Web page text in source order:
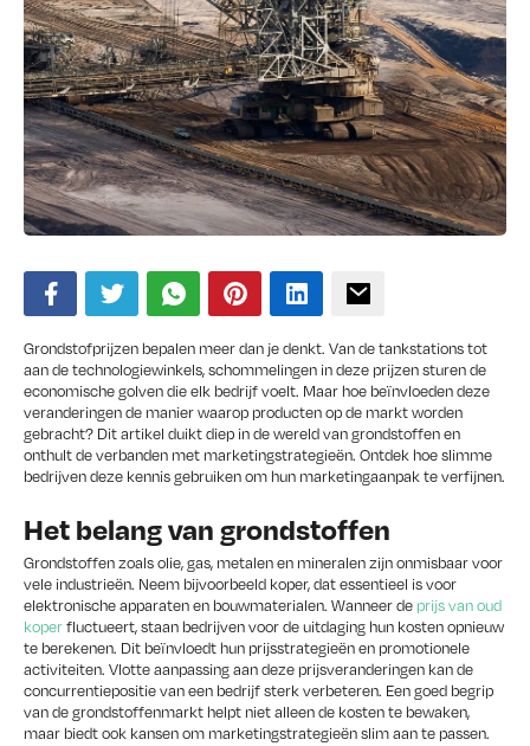
Grondstofprijzen bepalen meer dan je denkt. Van de tankstations tot
aan de technologiewinkels, schommelingen in deze prijzen sturen de
economische golven die elk bedrijf voelt. Maar hoe beïnvloeden deze
veranderingen de manier waarop producten op de markt worden
gebracht? Dit artikel duikt diep in de wereld van grondstoffen en
onthult de verbanden met marketingstrategieën. Ontdek hoe slimme
bedrijven deze kennis gebruiken om hun marketingaanpak te verfijnen.
Het belang van grondstoffen
Grondstoffen zoals olie, gas, metalen en mineralen zijn onmisbaar voor
vele industrieën. Neem bijvoorbeeld koper, dat essentieel is voor
elektronische apparaten en bouwmaterialen. Wanneer de prijs van oud
koperfluctueert, staan bedrijven voor de uitdaging hun kosten opnieuw
te berekenen. Dit beïnvloedt hun prijsstrategieën en promotionele
activiteiten. Vlotte aanpassing aan deze prijsveranderingen kan de
concurrentiepositie van een bedrijf sterk verbeteren. Een goed begrip
van de grondstoffenmarkt helpt niet alleen de kosten te bewaken,
maar biedt ook kansen om marketingstrategieën slim aan te passen.